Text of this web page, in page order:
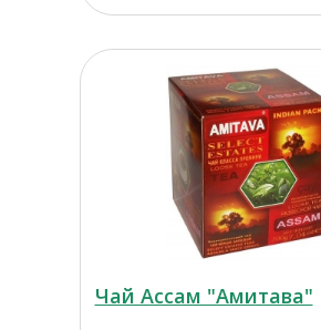
Чай Ассам "Амитава"